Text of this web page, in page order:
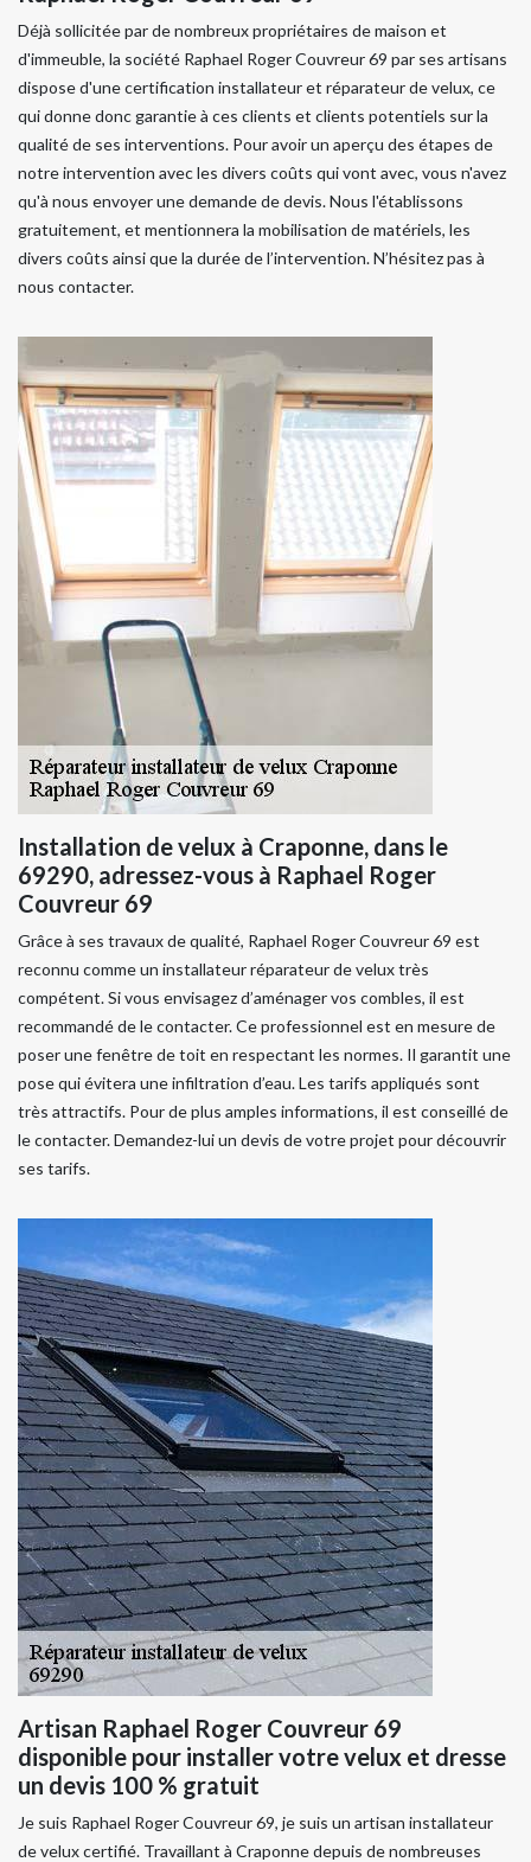
Déjà sollicitée par de nombreux propriétaires de maison et
d'immeuble, la société Raphael Roger Couvreur 69 par ses artisans
dispose d'une certification installateur et réparateur de velux, ce
qui donne donc garantie à ces clients et clients potentiels sur la
qualité de ses interventions. Pour avoir un aperçu des étapes de
notre intervention avec les divers coûts qui vont avec, vous n'avez
qu'à nous envoyer une demande de devis. Nous l'établissons
gratuitement, et mentionnera la mobilisation de matériels, les
divers coûts ainsi que la durée de l’intervention. N’hésitez pas à
nous contacter.
Installation de velux à Craponne, dans le
69290, adressez-vous à Raphael Roger
Couvreur 69
Grâce à ses travaux de qualité, Raphael Roger Couvreur 69 est
reconnu comme un installateur réparateur de velux très
compétent. Si vous envisagez d’aménager vos combles, il est
recommandé de le contacter. Ce professionnel est en mesure de
poser une fenêtre de toit en respectant les normes. Il garantit une
pose qui évitera une infiltration d’eau. Les tarifs appliqués sont
très attractifs. Pour de plus amples informations, il est conseillé de
le contacter. Demandez-lui un devis de votre projet pour découvrir
ses tarifs.
Artisan Raphael Roger Couvreur 69
disponible pour installer votre velux et dresse
un devis 100 % gratuit
Je suis Raphael Roger Couvreur 69, je suis un artisan installateur
de velux certifié. Travaillant à Craponne depuis de nombreuses